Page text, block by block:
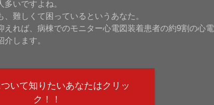
いですよね。
難しくて困っているというあなた。
えれば、病棟でのモニター心電図装着患者の約9割の心電
します。
いて知りたいあなたはクリッ
ク！！